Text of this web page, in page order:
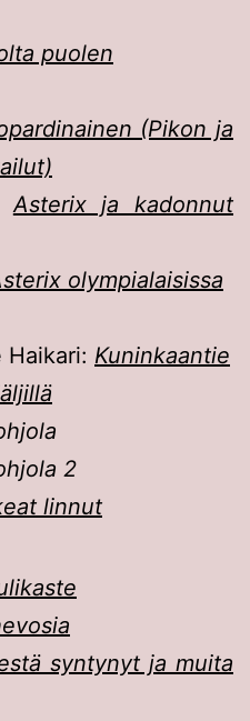
puolen
(Pikon ja
Asterix ja kadonnut
olympialaisissa
Haikari: Kuninkaantie
2
linnut
syntynyt ja muita